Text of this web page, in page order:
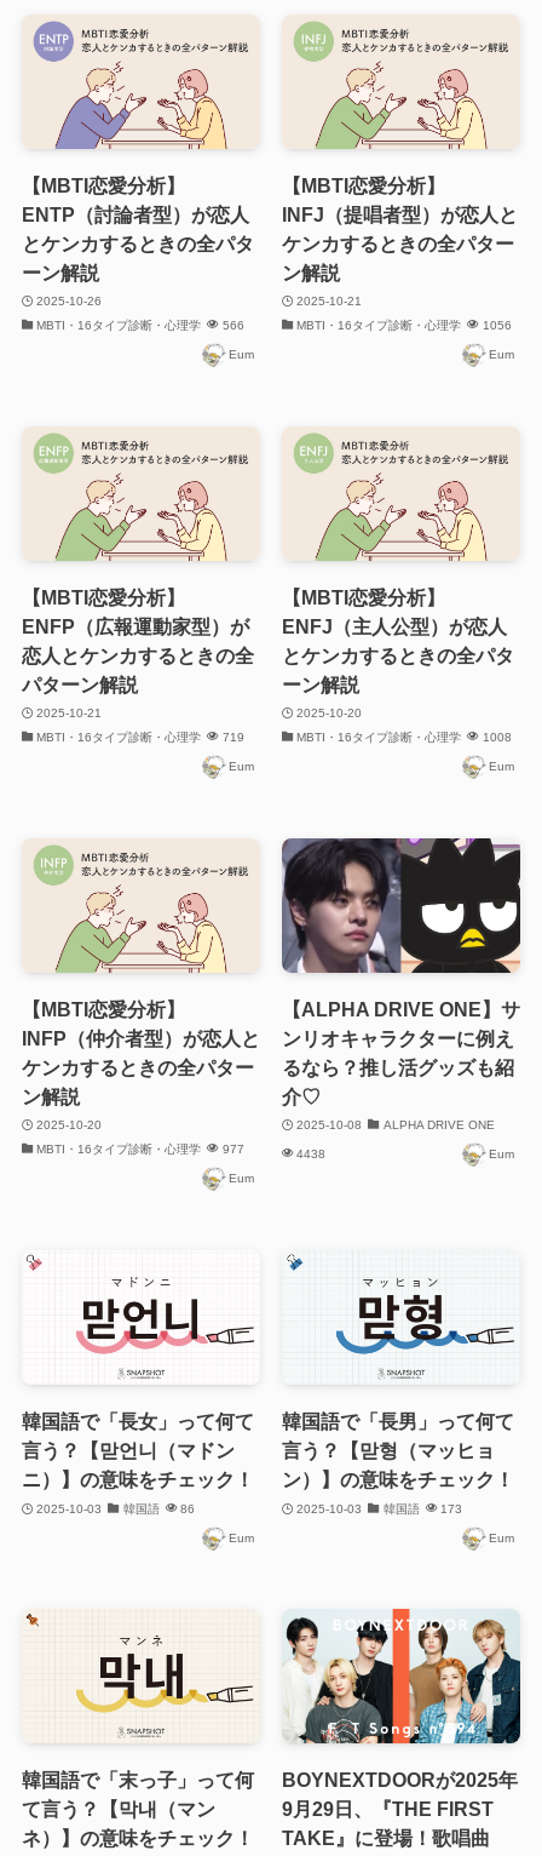
【MBTI恋愛分析】
ENTP（討論者型）が恋人
とケンカするときの全パタ
ーン解説
2025-10-26
MBTI・16タイプ診断・心理学
566
Eum
【MBTI恋愛分析】
INFJ（提唱者型）が恋人と
ケンカするときの全パター
ン解説
2025-10-21
MBTI・16タイプ診断・心理学
1056
Eum
【MBTI恋愛分析】
ENFP（広報運動家型）が
恋人とケンカするときの全
パターン解説
2025-10-21
MBTI・16タイプ診断・心理学
719
Eum
【MBTI恋愛分析】
ENFJ（主人公型）が恋人
とケンカするときの全パタ
ーン解説
2025-10-20
MBTI・16タイプ診断・心理学
1008
Eum
【MBTI恋愛分析】
INFP（仲介者型）が恋人と
ケンカするときの全パター
ン解説
2025-10-20
MBTI・16タイプ診断・心理学
977
Eum
【ALPHA DRIVE ONE】サ
ンリオキャラクターに例え
るなら？推し活グッズも紹
介♡
2025-10-08 ALPHA DRIVE ONE
4438 Eum
韓国語で「長女」って何て
言う？【맏언니（マドン
ニ）】の意味をチェック！
2025-10-03 韓国語 86
Eum
韓国語で「長男」って何て
言う？【맏형（マッヒョ
ン）】の意味をチェック！
2025-10-03 韓国語 173
Eum
韓国語で「末っ子」って何
て言う？【막내（マン
ネ）】の意味をチェック！
BOYNEXTDOORが2025年
9月29日、『THE FIRST
TAKE』に登場！歌唱曲